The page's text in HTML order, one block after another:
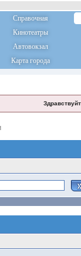
Справочная
Кинотеатры
Автовокзал
Карта города